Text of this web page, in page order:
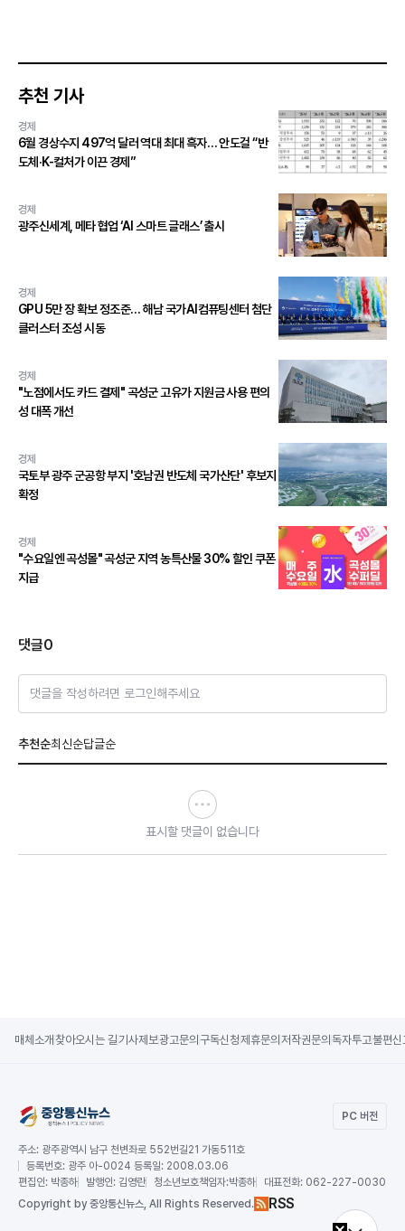
추천 기사
경제
6월 경상수지 497억 달러 역대 최대 흑자… 안도걸 “반
도체·K-컬처가 이끈 경제”
경제
광주신세계, 메타 협업 ‘AI 스마트 글래스’ 출시
경제
GPU 5만 장 확보 정조준… 해남 국가AI컴퓨팅센터 첨단
클러스터 조성 시동
경제
"노점에서도 카드 결제" 곡성군 고유가 지원금 사용 편의
성 대폭 개선
경제
국토부 광주 군공항 부지 '호남권 반도체 국가산단' 후보지
확정
경제
"수요일엔 곡성몰" 곡성군 지역 농특산물 30% 할인 쿠폰
지급
댓글0
댓글을 작성하려면 로그인해주세요
추천순최신순답글순
표시할 댓글이 없습니다
매체소개 찾아오시는 길기사제보광고문의 구독신청제휴문의 저작권문의 독자투고불편신
PC 버전
주소: 광주광역시 남구 천변좌로 552번길21 가동511호
등록번호: 광주 아-0024 등록일: 2008.03.06
편집인: 박종하 발행인: 김영란 청소년보호책임자:박종하 대표전화: 062-227-0030
Copyright by 중앙통신뉴스, All Rights Reserved. RSS